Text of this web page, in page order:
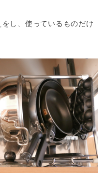
し、使っているものだけ